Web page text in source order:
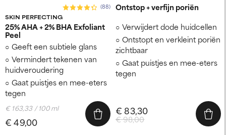
SKIN PERFECTING
(88)
25% AHA + 2% BHA Exfoliant
Peel
Geeft een subtiele glans
Vermindert tekenen van
huidveroudering
Gaat puistjes en mee-eters
tegen
€ 49,00
€ 163,33 / 100 ml
Ontstop + verfijn poriën
Verwijdert dode huidcellen
Ontstopt en verkleint poriën
zichtbaar
Gaat puistjes en mee-eters
tegen
€ 98,00
€ 83,30